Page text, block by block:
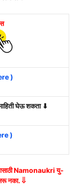
)
घेऊ शकता ⬇
)
Namonaukri यु-
नका. ⇓